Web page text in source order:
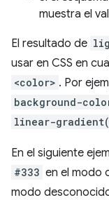
muestra el
El resultado de
usar en CSS en
<color> . Por
background-
linear-
En el siguiente
#333 en el modo
modo